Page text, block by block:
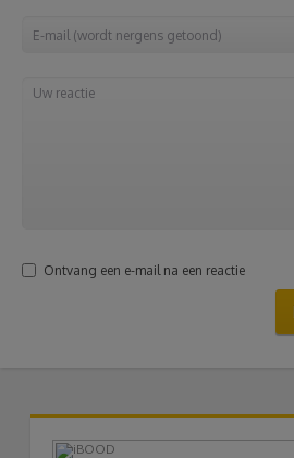
Ontvang een e-mail na een reactie